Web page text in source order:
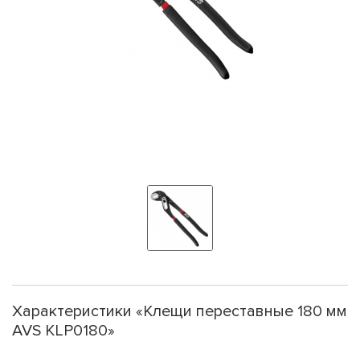
Характеристики «Клещи переставные 180 мм
AVS KLP0180»